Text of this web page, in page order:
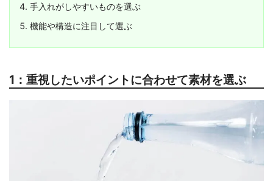
手入れがしやすいものを選ぶ
機能や構造に注目して選ぶ
1：重視したいポイントに合わせて素材を選ぶ